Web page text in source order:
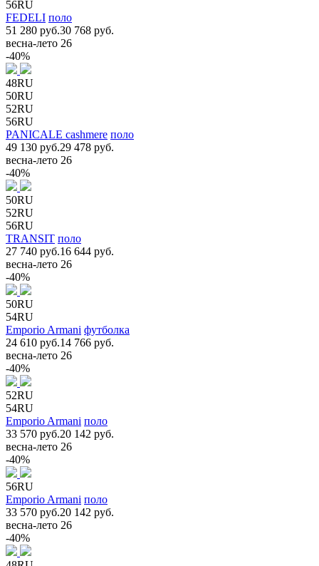
56RU
FEDELI поло
51 280 руб.30 768 руб.
весна-лето 26
-40%
48RU
50RU
52RU
56RU
PANICALE cashmere поло
49 130 руб.29 478 руб.
весна-лето 26
-40%
50RU
52RU
56RU
TRANSIT поло
27 740 руб.16 644 руб.
весна-лето 26
-40%
50RU
54RU
Emporio Armani футболка
24 610 руб.14 766 руб.
весна-лето 26
-40%
52RU
54RU
Emporio Armani поло
33 570 руб.20 142 руб.
весна-лето 26
-40%
56RU
Emporio Armani поло
33 570 руб.20 142 руб.
весна-лето 26
-40%